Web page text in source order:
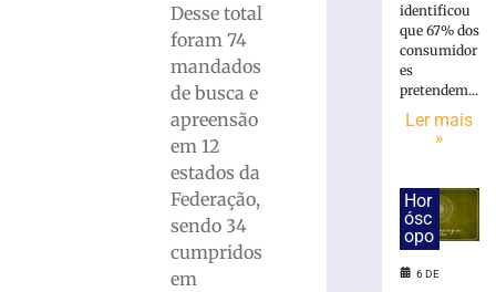
Desse total
foram 74
mandados
de busca e
apreensão
em 12
estados da
Federação,
sendo 34
cumpridos
em
residência
Bairro
Águas
Claras
identificou
que 67% dos
consumidor
es
pretendem...
Ler mais
»
Hor
ósc
opo
6 DE